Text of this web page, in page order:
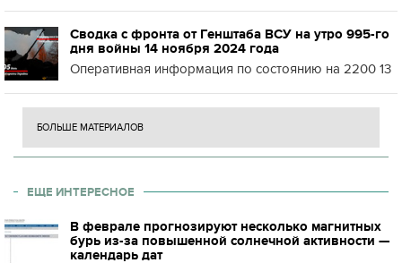
Сводка с фронта от Генштаба ВСУ на утро 995-го
дня войны 14 ноября 2024 года
Оперативная информация по состоянию на 2200 13
БОЛЬШЕ МАТЕРИАЛОВ
ЕЩЕ ИНТЕРЕСНОЕ
В феврале прогнозируют несколько магнитных
бурь из-за повышенной солнечной активности —
календарь дат